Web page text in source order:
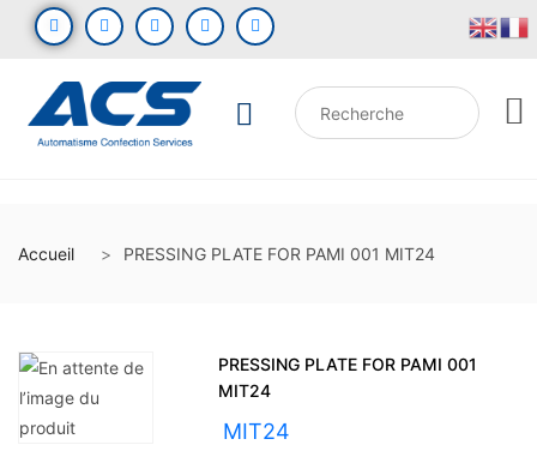
Accueil PRESSING PLATE FOR PAMI 001 MIT24
PRESSING PLATE FOR PAMI 001
MIT24
MIT24